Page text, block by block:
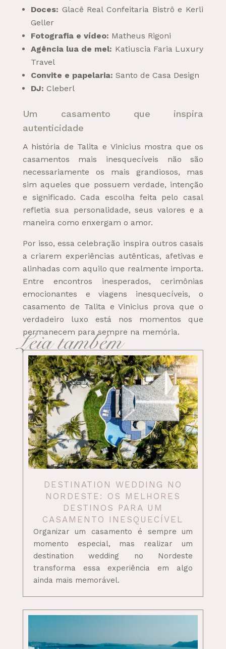
Doces: Glacê Real Confeitaria Bistrô e Kerli
Geller
Fotografia e vídeo: Matheus Rigoni
Agência lua de mel: Katiuscia Faria Luxury
Travel
Convite e papelaria: Santo de Casa Design
DJ: Cleberl
Um casamento que inspira
autenticidade
A história de Talita e Vinicius mostra que os
casamentos mais inesquecíveis não são
necessariamente os mais grandiosos, mas
sim aqueles que possuem verdade, intenção
e significado. Cada escolha feita pelo casal
refletia sua personalidade, seus valores e a
maneira como enxergam o amor.
Por isso, essa celebração inspira outros casais
a criarem experiências autênticas, afetivas e
alinhadas com aquilo que realmente importa.
Entre encontros inesperados, cerimônias
emocionantes e viagens inesquecíveis, o
casamento de Talita e Vinicius prova que o
verdadeiro luxo está nos momentos que
permanecem para sempre na memória.
Leia também
DESTINATION WEDDING NO
NORDESTE: OS MELHORES
DESTINOS PARA UM
CASAMENTO INESQUECÍVEL
Organizar um casamento é sempre um
momento especial, mas realizar um
destination wedding no Nordeste
transforma essa experiência em algo
ainda mais memorável.